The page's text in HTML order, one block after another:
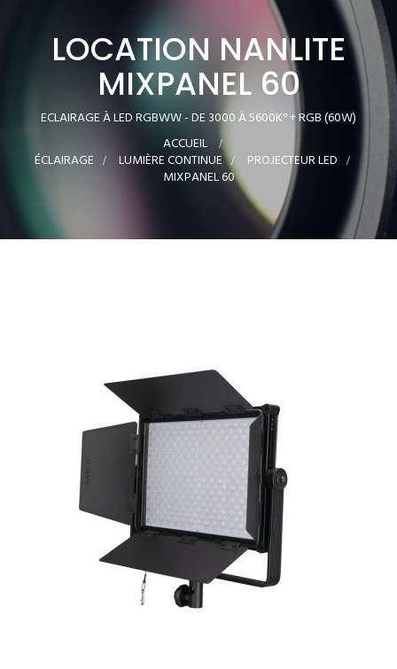
LOCATION NANLITE
MIXPANEL 60
ECLAIRAGE À LED RGBWW - DE 3000 À 5600K° + RGB (60W)
ACCUEIL >
ÉCLAIRAGE > LUMIÈRE CONTINUE > PROJECTEUR LED >
MIXPANEL 60